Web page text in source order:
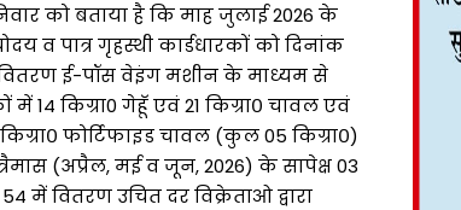
को बताया है कि माह जुलाई 2026 के
व पात्र गृहस्थी कार्डधारकों को दिनांक
वितरण ई-पॉस वेइंग मशीन के माध्यम से
में 14 किग्रा0 गेहूॅ एवं 21 किग्रा० चावल एवं
फोर्टिफाइड चावल (कुल 05 किग्रा०)
(अप्रैल, मई व जून, 2026) के सापेक्ष 03
में वितरण उचित दर विक्रेताओ द्वारा